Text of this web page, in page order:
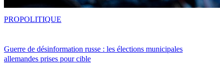
Guerre de désinformation russe : les élections municipales
allemandes prises pour cible
PROPOLITIQUE